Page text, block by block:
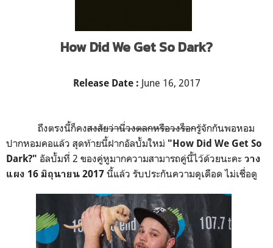
How Did We Get So Dark?
Release Date : June 16, 2017
ถึงตรงนี้ก็คงสงสัยว่านี่วงตลกหรือวงร็อกรู้จักกันพอหอม
ปากหอมคอแล้ว สุดท้ายนี้ฝากอัลบั้มใหม่ "How Did We Get So
Dark?" อัลบั้มที่ 2 ของคู่หูมากความสามารถคู่นี้ไว้ด้วยนะคะ วาง
แผง 16 มิถุนายน 2017 นี้แล้ว รับประกันความดุเดือด ไม่เชื่อดู